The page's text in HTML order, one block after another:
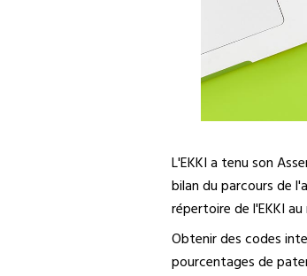
L'EKKI a tenu son
bilan du parcours de
répertoire de l'EKKI au
Obtenir des codes
pourcentages de